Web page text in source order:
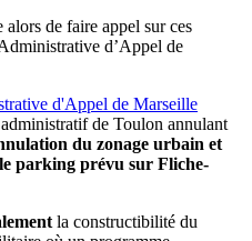
alors de faire appel sur ces
d’Appel de
d'Appel de Marseille
de Toulon annulant
du zonage urbain et
parking prévu sur Fliche-
la constructibilité du